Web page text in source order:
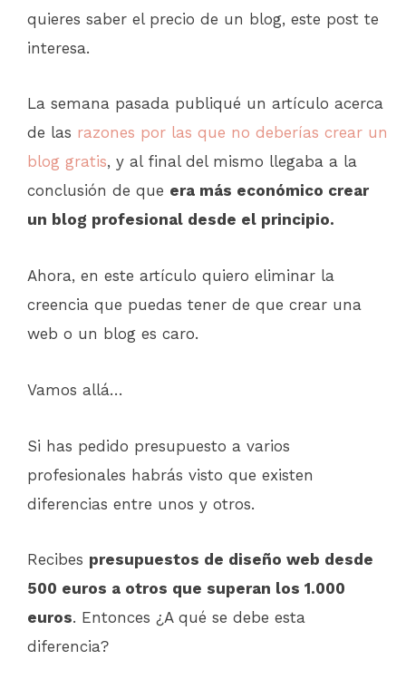
quieres saber el precio de un blog, este post te
interesa.
La semana pasada publiqué un artículo acerca
de las razones por las que no deberías crear un
blog gratis, y al final del mismo llegaba a la
conclusión de que era más económico crear
un blog profesional desde el principio.
Ahora, en este artículo quiero eliminar la
creencia que puedas tener de que crear una
web o un blog es caro.
Vamos allá…
Si has pedido presupuesto a varios
profesionales habrás visto que existen
diferencias entre unos y otros.
Recibes presupuestos de diseño web desde
500 euros a otros que superan los 1.000
euros. Entonces ¿A qué se debe esta
diferencia?